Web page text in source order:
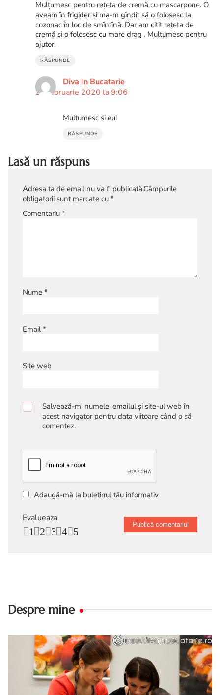
Mulțumesc pentru rețeta de cremă cu mascarpone. O
aveam în frigider și ma-m gîndit să o folosesc la
cozonac în loc de smîntînă. Dar am citit rețeta de
cremă și o folosesc cu mare drag . Multumesc pentru
ajutor.
RĂSPUNDE
Diva In Bucatarie
20 februarie 2020 la 9:06
Multumesc si eu!
RĂSPUNDE
Lasă un răspuns
Adresa ta de email nu va fi publicată.Câmpurile
obligatorii sunt marcate cu *
Comentariu *
Nume *
Email*
Site web
Salvează-mi numele, emailul și site-ul web în
acest navigator pentru data viitoare când o să
comentez.
Adaugă-mă la buletinul tău informativ
Evalueaza
5
4
3
2
1
Despre mine